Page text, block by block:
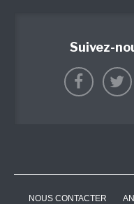
Suivez-
NOUS CONTACTER